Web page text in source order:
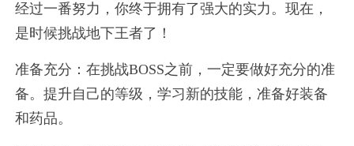
经过一番努力，你终于拥有了强大的实力。现在，
是时候挑战地下王者了！
准备充分：在挑战BOSS之前，一定要做好充分的准
备。提升自己的等级，学习新的技能，准备好装备
和药品。